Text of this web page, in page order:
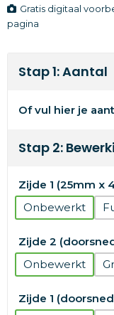
Gratis digitaal
pagina
Stap 1: Aantal
Of vul hier je
Stap 2:
Zijde 1 (25mm x
Onbewerkt
Zijde 2
Onbewerkt
Zijde 1